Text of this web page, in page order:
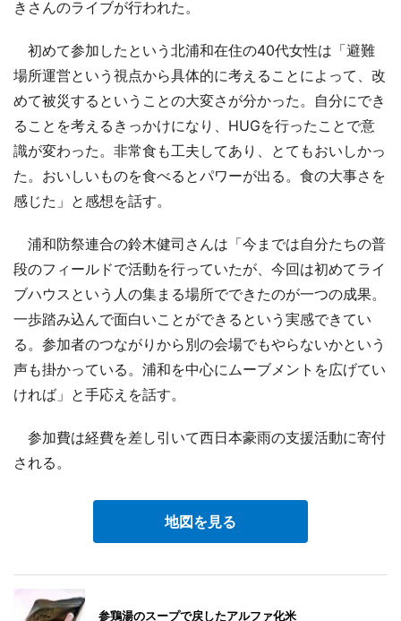
きさんのライブが行われた。
初めて参加したという北浦和在住の40代女性は「避難
場所運営という視点から具体的に考えることによって、改
めて被災するということの大変さが分かった。自分にでき
ることを考えるきっかけになり、HUGを行ったことで意
識が変わった。非常食も工夫してあり、とてもおいしかっ
た。おいしいものを食べるとパワーが出る。食の大事さを
感じた」と感想を話す。
浦和防祭連合の鈴木健司さんは「今までは自分たちの普
段のフィールドで活動を行っていたが、今回は初めてライ
ブハウスという人の集まる場所でできたのが一つの成果。
一歩踏み込んで面白いことができるという実感できてい
る。参加者のつながりから別の会場でもやらないかという
声も掛かっている。浦和を中心にムーブメントを広げてい
ければ」と手応えを話す。
参加費は経費を差し引いて西日本豪雨の支援活動に寄付
される。
地図を見る
参鶏湯のスープで戻したアルファ化米